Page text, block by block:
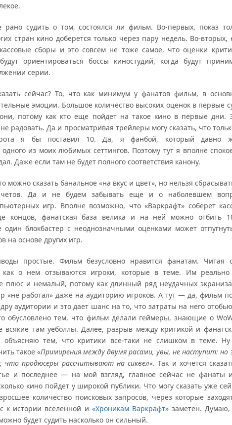
судить о том, состоялся ли фильм. Во-первых, показ
стран кино доберется только через пару недель. Во-вторых,
сборы и это совсем не тоже самое, что оценки
ориентироваться боссы киностудий, когда будут
серии.
сейчас? То, что как минимум у фанатов фильм, в
эмоции. Большое количество высоких оценок в первые
потому как кто еще пойдет на такое кино в первые дни.
радовать. Да и просматривая трейлеры могу сказать, что
я бы поставил 10. Да, я фанбой, который давно
одного из моих любимых сеттингов. Поэтому тут я вполне
Даже если там не будет полного соответствия канону.
можно сказать банальное «на вкус и цвет», но нельзя
Да и не будем забывать еще и о наболевшем
игр. Вполне возможно, что «Варкрафт» соберет
концов, фанатская база велика и на ней можно отбить
блокбастер с неоднозначными оценками может
на основе других игр.
простые. Фильм безусловно нравится фанатам. Читая
о нем отзываются игроки, которые в теме. Им реально
плюс и немалый, потому как длинный ряд неудачных
«не работал» даже на аудиторию игроков. А тут — да, фильм
аудитории и это дает шанс на то, что затраты на него
обусловлено тем, что фильм делали геймеры, знающие о
всякие там уеболлы. Далее, разрыв между критикой и
объясняю тем, что критики все-таки не слишком в теме. Ну
такое «Примирения между двумя расами, увы, не наступит: но
что продюсеры рассчитывают на сиквел«. Так и хочется
и последнее — на мой взгляд, главное сейчас не фанаты
кино пойдет у широкой публики. Что могу сказать уже
количество поисковых запросов, через которые
к истории вселенной и «Хроникам Варкрафт» заметен. Думаю,
будет судить насколько он сильный.